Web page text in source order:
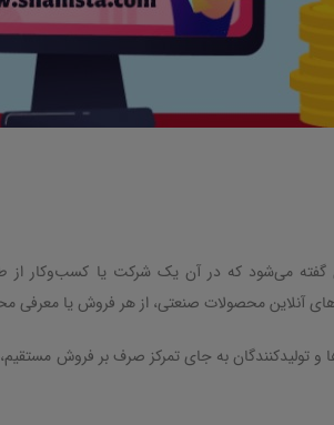
می‌شود که در آن یک شرکت یا کسب‌وکار از
آنلاین محصولات صنعتی، از هر فروش یا معرفی
به جای تمرکز صرف بر فروش